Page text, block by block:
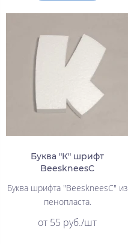
Буква "К" шрифт
BeeskneesC
Буква шрифта "BeeskneesC" из
пенопласта.
от 55 руб./шт